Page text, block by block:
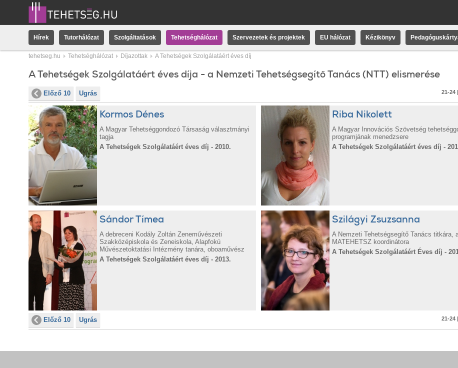
Hírek Tutorhálózat Szolgáltatások Tehetséghálózat Szervezetek és projektek EU hálózat Kézikönyv
tehetseg.hu Tehetséghálózat Díjazottak A Tehetségek Szolgálatáért éves díj
A Tehetségek Szolgálatáért éves díja - a Nemzeti Tehetségsegítő Tanács (NTT) elismerése
Előző 10 Ugrás 21-24
Kormos Dénes
A Magyar Tehetséggondozó Társaság választmányi
tagja
A Tehetségek Szolgálatáért éves díj - 2010.
Riba Nikolett
A Magyar Innovációs Szövetség
programjának menedzsere
A Tehetségek Szolgálatáért éves díj -
Sándor Tímea
A debreceni Kodály Zoltán Zeneművészeti
Szakközépiskola és Zeneiskola, Alapfokú
Művészetoktatási Intézmény tanára, oboaművész
A Tehetségek Szolgálatáért éves díj - 2013.
Szilágyi Zsuzsanna
A Nemzeti Tehetségsegítő Tanács titkára,
MATEHETSZ koordinátora
A Tehetségek Szolgálatáért Éves díj -
Előző 10 Ugrás 21-24